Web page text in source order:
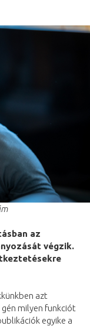
az
végzik.
azt
milyen funkciót
egyike a